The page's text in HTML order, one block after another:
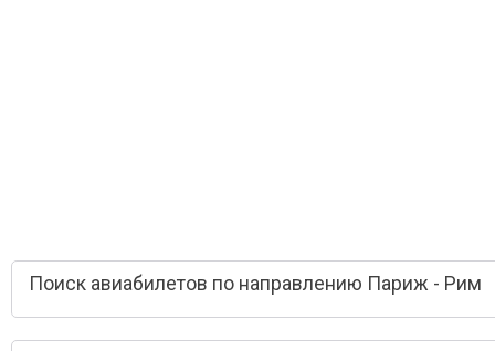
Поиск авиабилетов по направлению Париж - Рим